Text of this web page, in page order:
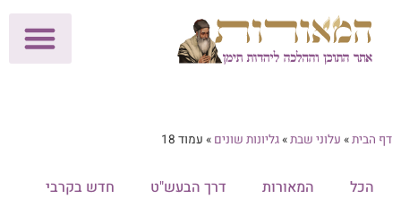
דף הבית» עלוני שבת»גליונות שונים » עמוד 18
הכל המאורות דרך הבעש"ט
חדש בקרבי